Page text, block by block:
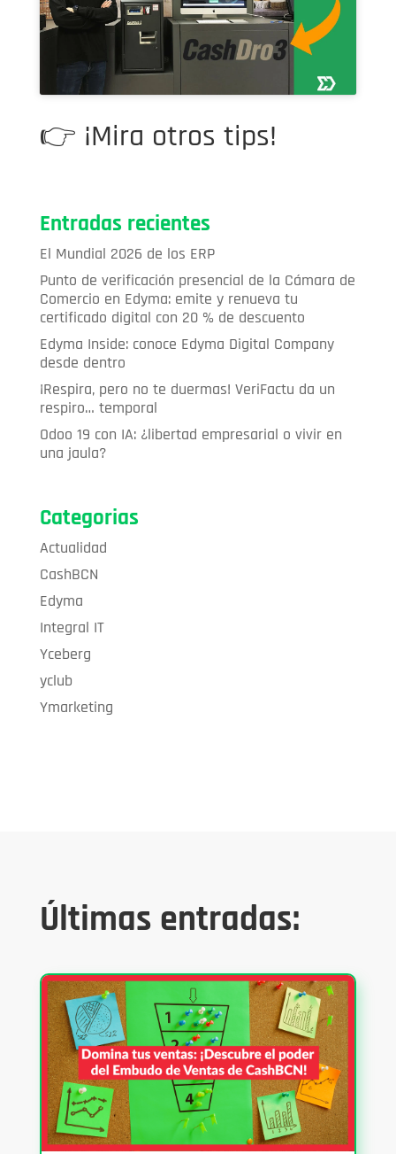
👉 ¡Mira otros tips!
Entradas recientes
El Mundial 2026 de los ERP
Punto de verificación presencial de la Cámara de
Comercio en Edyma: emite y renueva tu
certificado digital con 20 % de descuento
Edyma Inside: conoce Edyma Digital Company
desde dentro
¡Respira, pero no te duermas! VeriFactu da un
respiro… temporal
Odoo 19 con IA: ¿libertad empresarial o vivir en
una jaula?
Categorias
Actualidad
CashBCN
Edyma
Integral IT
Yceberg
yclub
Ymarketing
Últimas entradas: